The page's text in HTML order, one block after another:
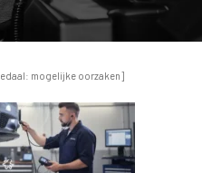
mogelijke oorzaken]